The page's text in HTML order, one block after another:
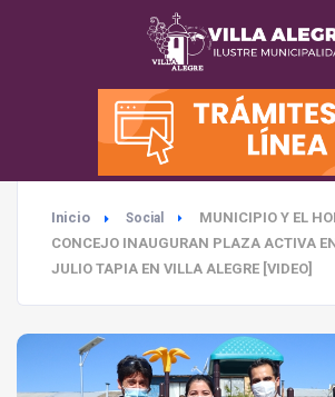
Inicio Social
MUNICIPIO Y EL
CONCEJO INAUGURAN PLAZA ACTIVA
JULIO TAPIA EN VILLA ALEGRE [VIDEO]